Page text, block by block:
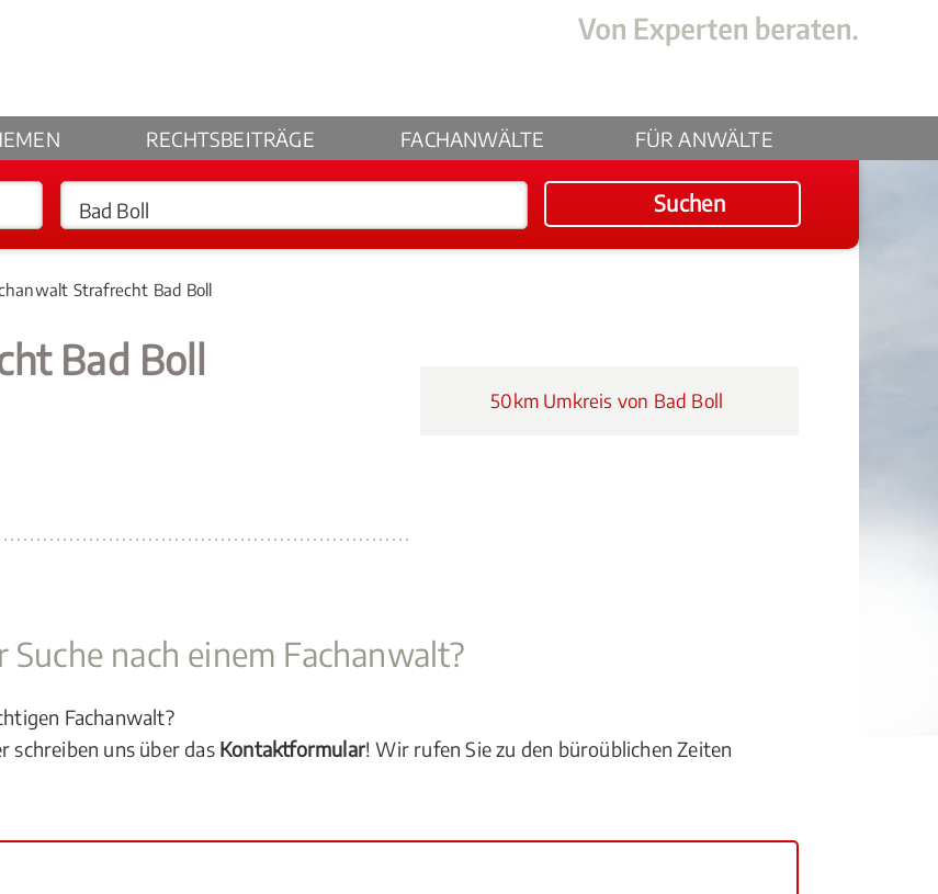
RECHTSBEITRÄGE FACHANWÄLTE FÜR ANWÄLTE
Suchen
Strafrecht Bad Boll
Bad Boll
50km Umkreis von Bad Boll
nach einem Fachanwalt?
Fachanwalt?
schreiben uns über das Kontaktformular! Wir rufen Sie zu den büroüblichen Zeiten